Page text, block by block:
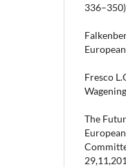
Fresco
The